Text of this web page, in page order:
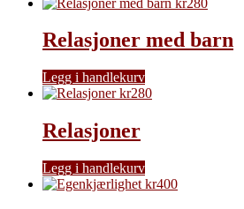
Relasjoner med barn
Legg i handlekurv
kr280
Relasjoner
Legg i handlekurv
kr400